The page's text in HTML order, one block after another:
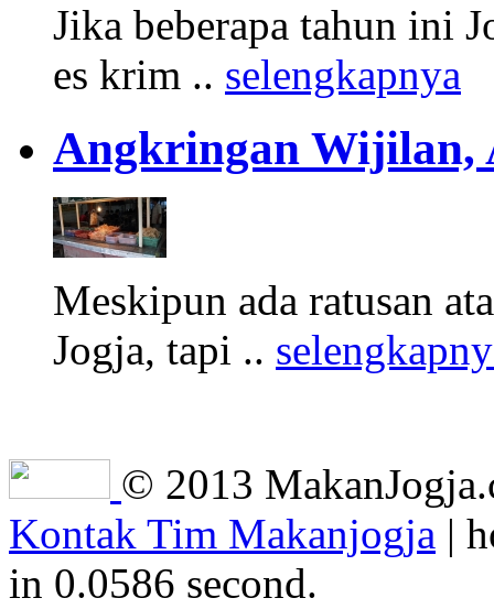
Jika beberapa tahun ini
es krim .. selengkapnya
Angkringan Wijilan,
Meskipun ada ratusan
Jogja, tapi ..
© 2013
Kontak Tim Makanjogja |
in 0.0586 second.